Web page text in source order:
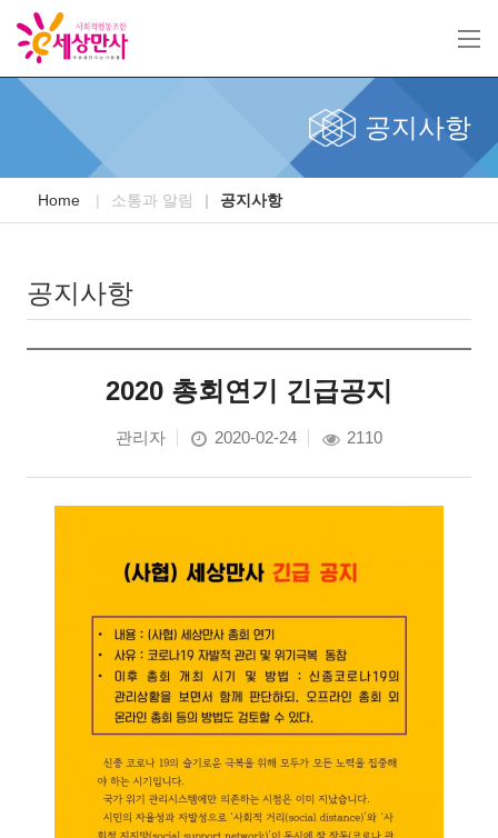
공지사항
Home 소통과 알림 공지사항
공지사항
2020 총회연기 긴급공지
관리자 2020-02-24 2110